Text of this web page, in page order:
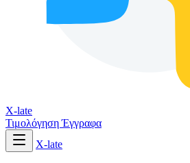
X-late
ΤιμολόγησηΈγγραφα
X-late